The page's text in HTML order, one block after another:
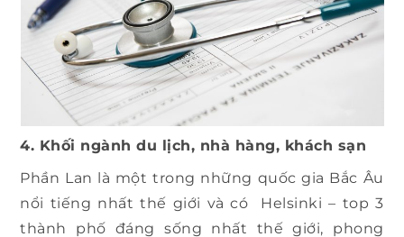
4. Khối ngành du lịch, nhà hàng, khách sạn
Phần Lan là một trong những quốc gia Bắc Âu
nổi tiếng nhất thế giới và có Helsinki – top 3
thành phố đáng sống nhất thế giới, phong